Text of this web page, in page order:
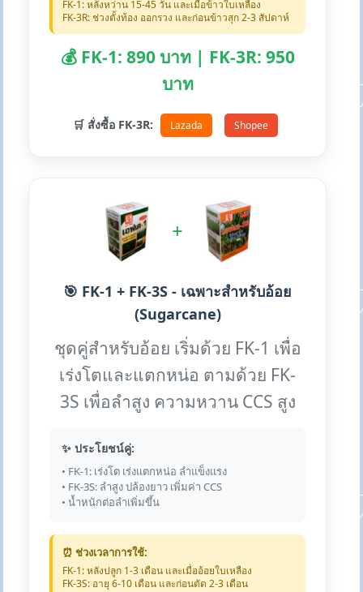
FK-1: หลังหว่าน 15-45 วัน และเมื่อข้าวใบเหลือง
FK-3R: ช่วงตั้งท้อง ออกรวง และก่อนข้าวสุก 2-3 สัปดาห์
💰 FK-1: 890 บาท | FK-3R: 950
บาท
🛒 สั่งซื้อ FK-3R: Lazada Shopee
+
🎯 FK-1 + FK-3S - เฉพาะสำหรับอ้อย
(Sugarcane)
ชุดคู่สำหรับอ้อย เริ่มด้วย FK-1 เพื่อ
เร่งโตและแตกหน่อ ตามด้วย FK-
3S เพื่อลำสูง ความหวาน CCS สูง
✨ ประโยชน์คู่:
• FK-1: เร่งโต เร่งแตกหน่อ ลำแข็งแรง
• FK-3S: ลำสูง ปล้องยาว เพิ่มค่า CCS
• น้ำหนักต่อลำเพิ่มขึ้น
⏰ ช่วงเวลาการใช้:
FK-1: หลังปลูก 1-3 เดือน และเมื่ออ้อยใบเหลือง
FK-3S: อายุ 6-10 เดือน และก่อนตัด 2-3 เดือน